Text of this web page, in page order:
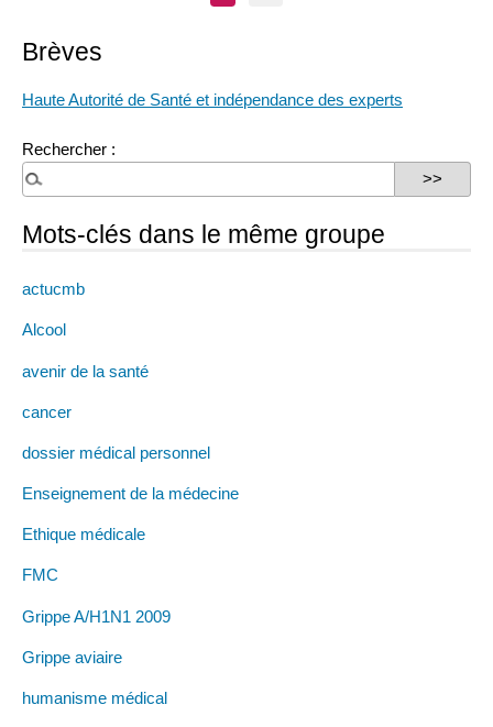
Brèves
Haute Autorité de Santé et indépendance des experts
Rechercher :
Mots-clés dans le même groupe
actucmb
Alcool
avenir de la santé
cancer
dossier médical personnel
Enseignement de la médecine
Ethique médicale
FMC
Grippe A/H1N1 2009
Grippe aviaire
humanisme médical